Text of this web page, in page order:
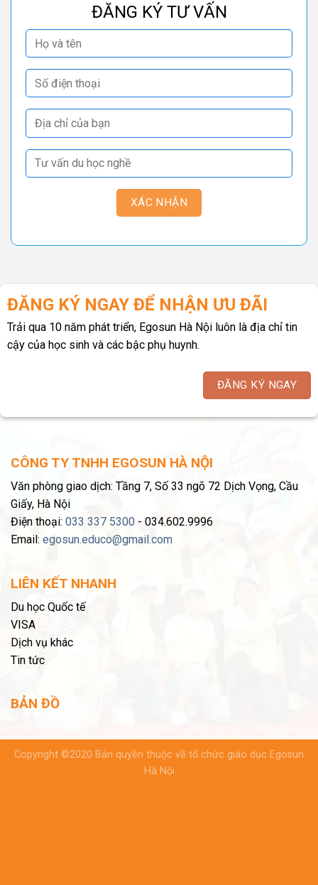
ĐĂNG KÝ TƯ VẤN
ĐĂNG KÝ NGAY ĐỂ NHẬN ƯU ĐÃI
Trải qua 10 năm phát triển, Egosun Hà Nội luôn là địa chỉ tin
cậy của học sinh và các bậc phụ huynh.
ĐĂNG KÝ NGAY
CÔNG TY TNHH EGOSUN HÀ NỘI
Văn phòng giao dịch: Tầng 7, Số 33 ngõ 72 Dịch Vọng, Cầu
Giấy, Hà Nội
Điện thoại: 033 337 5300 - 034.602.9996
Email: egosun.educo@gmail.com
LIÊN KẾT NHANH
Du học Quốc tế
VISA
Dịch vụ khác
Tin tức
BẢN ĐỒ
Copyright ©2020 Bản quyền thuộc về tổ chức giáo dục Egosun
Hà Nội